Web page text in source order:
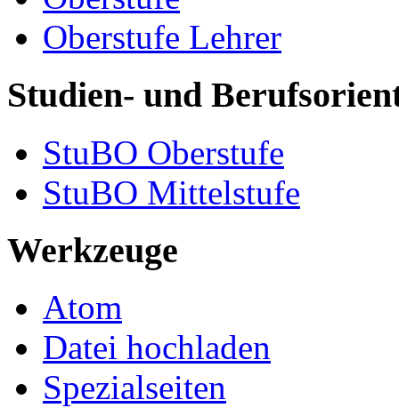
Oberstufe Lehrer
Studien- und
StuBO Oberstufe
StuBO Mittelstufe
Werkzeuge
Atom
Datei hochladen
Spezialseiten